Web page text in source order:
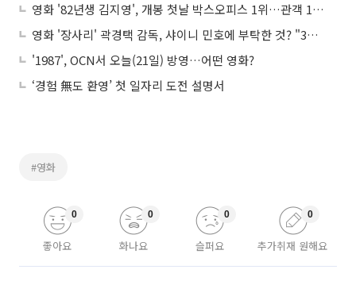
영화 '82년생 김지영', 개봉 첫날 박스오피스 1위…관객 13만8000명 동원
영화 '장사리' 곽경택 감독, 샤이니 민호에 부탁한 것? "3분의 2정도만…"
'1987', OCN서 오늘(21일) 방영…어떤 영화?
‘경험 無도 환영’ 첫 일자리 도전 설명서
#영화
좋아요
0
화나요
0
슬퍼요
0
추가취재 원해요
0